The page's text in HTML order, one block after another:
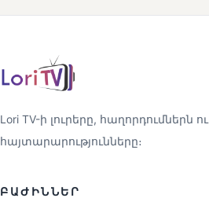
Lori TV-ի լուրերը, հաղորդումներն ու
հայտարարությունները։
ԲԱԺԻՆՆԵՐ